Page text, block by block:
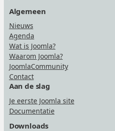
Algemeen
Nieuws
Agenda
Wat is Joomla?
Waarom Joomla?
JoomlaCommunity
Contact
Aan de slag
Je eerste Joomla site
Documentatie
Downloads